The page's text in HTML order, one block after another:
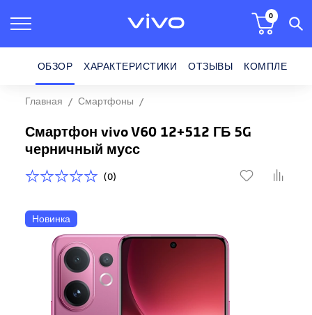
0
Главная
Смартфоны
Смартфон vivo V60 12+512 ГБ 5G
черничный мусс
(0)
Новинка
ОБЗОР ХАРАКТЕРИСТИКИ ОТЗЫВЫ КОМПЛЕКТ